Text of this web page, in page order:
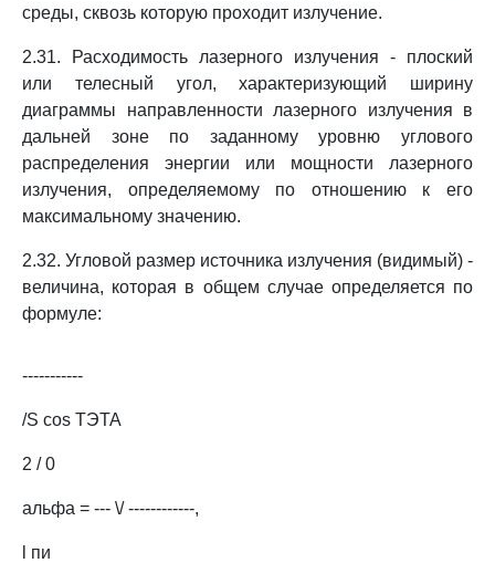
среды, сквозь которую проходит излучение.
2.31. Расходимость лазерного излучения - плоский
или телесный угол, характеризующий ширину
диаграммы направленности лазерного излучения в
дальней зоне по заданному уровню углового
распределения энергии или мощности лазерного
излучения, определяемому по отношению к его
максимальному значению.
2.32. Угловой размер источника излучения (видимый) -
величина, которая в общем случае определяется по
формуле:
-----------
/S cos ТЭТА
2 / 0
альфа = --- \/ ------------,
l пи